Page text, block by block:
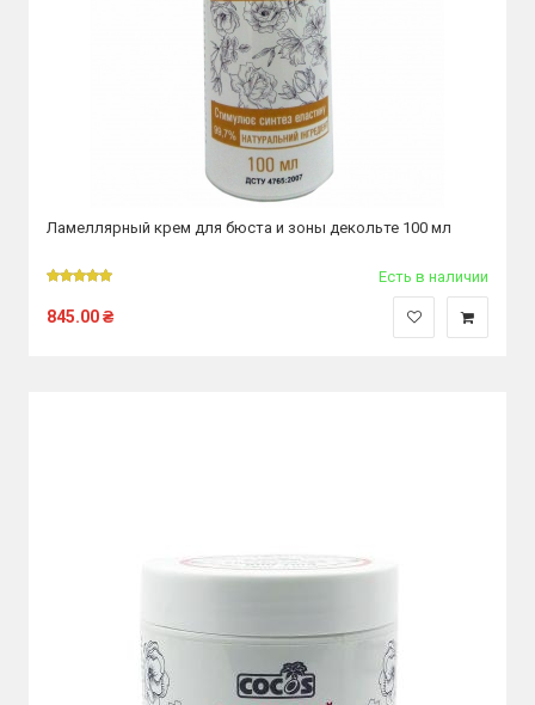
Ламеллярный крем для бюста и зоны декольте 100 мл
Есть в наличии
845.00₴